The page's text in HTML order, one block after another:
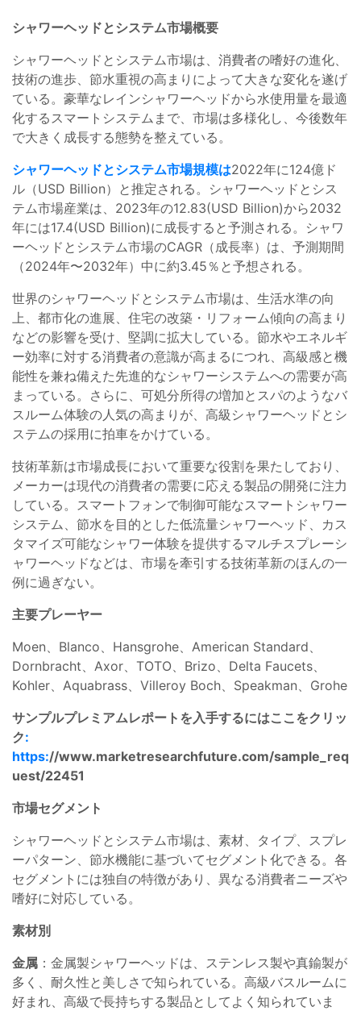
シャワーヘッドとシステム市場概要
シャワーヘッドとシステム市場は、消費者の嗜好の進化、
技術の進歩、節水重視の高まりによって大きな変化を遂げ
ている。豪華なレインシャワーヘッドから水使用量を最適
化するスマートシステムまで、市場は多様化し、今後数年
で大きく成長する態勢を整えている。
シャワーヘッドとシステム市場規模は2022年に124億ド
ル（USD Billion）と推定される。シャワーヘッドとシス
テム市場産業は、2023年の12.83(USD Billion)から2032
年には17.4(USD Billion)に成長すると予測される。シャワ
ーヘッドとシステム市場のCAGR（成長率）は、予測期間
（2024年〜2032年）中に約3.45％と予想される。
世界のシャワーヘッドとシステム市場は、生活水準の向
上、都市化の進展、住宅の改築・リフォーム傾向の高まり
などの影響を受け、堅調に拡大している。節水やエネルギ
ー効率に対する消費者の意識が高まるにつれ、高級感と機
能性を兼ね備えた先進的なシャワーシステムへの需要が高
まっている。さらに、可処分所得の増加とスパのようなバ
スルーム体験の人気の高まりが、高級シャワーヘッドとシ
ステムの採用に拍車をかけている。
技術革新は市場成長において重要な役割を果たしており、
メーカーは現代の消費者の需要に応える製品の開発に注力
している。スマートフォンで制御可能なスマートシャワー
システム、節水を目的とした低流量シャワーヘッド、カス
タマイズ可能なシャワー体験を提供するマルチスプレーシ
ャワーヘッドなどは、市場を牽引する技術革新のほんの一
例に過ぎない。
主要プレーヤー
Moen、Blanco、Hansgrohe、American Standard、
Dornbracht、Axor、TOTO、Brizo、Delta Faucets、
Kohler、Aquabrass、Villeroy Boch、Speakman、Grohe
サンプルプレミアムレポートを入手するにはここをクリッ
ク:
https://www.marketresearchfuture.com/sample_req
uest/22451
市場セグメント
シャワーヘッドとシステム市場は、素材、タイプ、スプレ
ーパターン、節水機能に基づいてセグメント化できる。各
セグメントには独自の特徴があり、異なる消費者ニーズや
嗜好に対応している。
素材別
金属 ：金属製シャワーヘッドは、ステンレス製や真鍮製が
多く、耐久性と美しさで知られている。高級バスルームに
好まれ、高級で長持ちする製品としてよく知られていま